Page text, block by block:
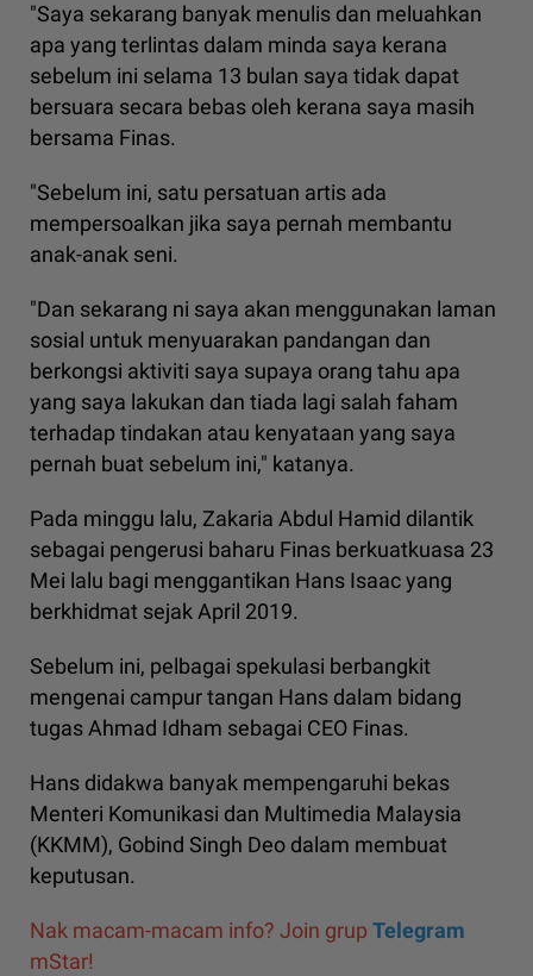
"Saya sekarang banyak menulis dan meluahkan
apa yang terlintas dalam minda saya kerana
sebelum ini selama 13 bulan saya tidak dapat
bersuara secara bebas oleh kerana saya masih
bersama Finas.
"Sebelum ini, satu persatuan artis ada
mempersoalkan jika saya pernah membantu
anak-anak seni.
"Dan sekarang ni saya akan menggunakan laman
sosial untuk menyuarakan pandangan dan
berkongsi aktiviti saya supaya orang tahu apa
yang saya lakukan dan tiada lagi salah faham
terhadap tindakan atau kenyataan yang saya
pernah buat sebelum ini," katanya.
Pada minggu lalu, Zakaria Abdul Hamid dilantik
sebagai pengerusi baharu Finas berkuatkuasa 23
Mei lalu bagi menggantikan Hans Isaac yang
berkhidmat sejak April 2019.
Sebelum ini, pelbagai spekulasi berbangkit
mengenai campur tangan Hans dalam bidang
tugas Ahmad Idham sebagai CEO Finas.
Hans didakwa banyak mempengaruhi bekas
Menteri Komunikasi dan Multimedia Malaysia
(KKMM), Gobind Singh Deo dalam membuat
keputusan.
Nak macam-macam info? Join grup Telegram
mStar!